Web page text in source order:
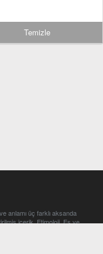
Temizle
anlamı üç farklı aksanda
içerik. Etimoloji, Eş ve